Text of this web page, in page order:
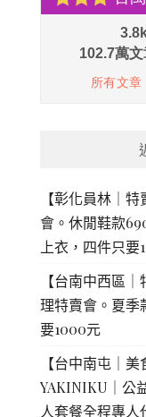
【彰化員林｜
會。休閒鞋款
上衣，四件只
【台南中西區
理特賣會。夏季
要1000元
【台中南屯｜
YAKINIKU｜公
人套餐全程專